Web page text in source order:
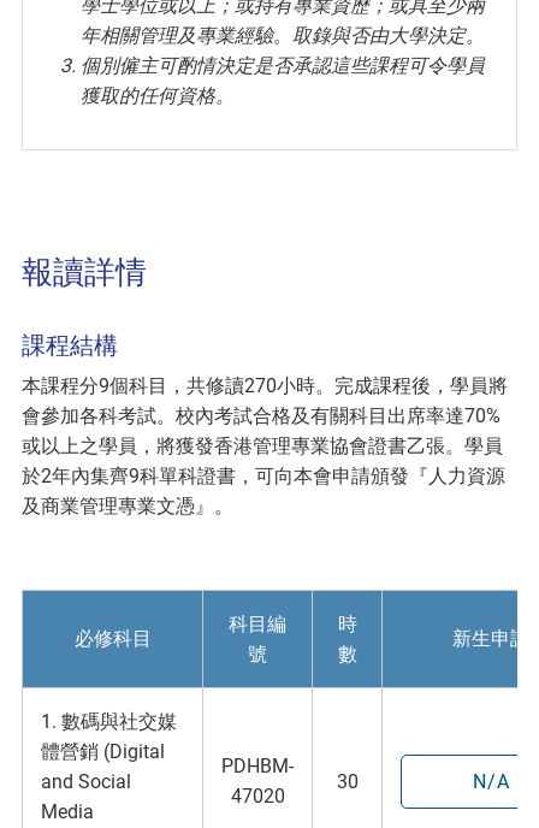
學士學位或以上；或持有專業資歷；或具至少兩
年相關管理及專業經驗。取錄與否由大學決定。
個別僱主可酌情決定是否承認這些課程可令學員
獲取的任何資格。
報讀詳情
課程結構
本課程分9個科目，共修讀270小時。完成課程後，學員將
會參加各科考試。校內考試合格及有關科目出席率達70%
或以上之學員，將獲發香港管理專業協會證書乙張。學員
於2年內集齊9科單科證書，可向本會申請頒發『人力資源
及商業管理專業文憑』。
必修科目
科目編
號
時
數
新生申請
1. 數碼與社交媒
體營銷 (Digital
and Social
Media
PDHBM-
47020
30 N/A